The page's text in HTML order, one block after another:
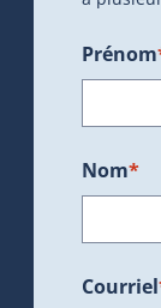
Prénom
Nom*